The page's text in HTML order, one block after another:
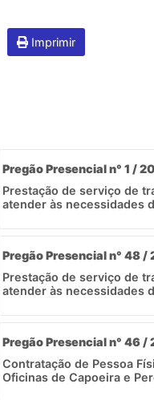
Imprimir
Pregão Presencial n° 1 /
Prestação de serviço de
atender às necessidades
Pregão Presencial n° 48
Prestação de serviço de
atender às necessidades
Pregão Presencial n° 46
Contratação de Pessoa
Oficinas de Capoeira e